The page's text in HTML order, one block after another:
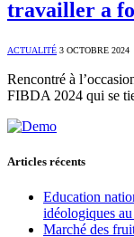
travailler a
ACTUALITÉ 3 OCTOBRE 2024
Rencontré à
FIBDA 2024 qui se
Articles récents
Education
idéologiques
Marché des